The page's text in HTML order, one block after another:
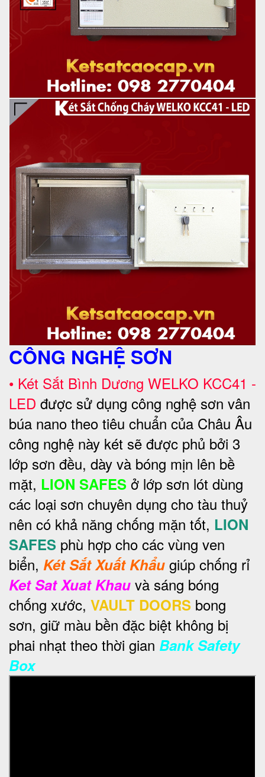
CÔNG NGHỆ SƠN
• Két Sắt Bình Dương WELKO KCC41 -
LED được sử dụng công nghệ sơn vân
búa nano theo tiêu chuẩn của Châu Âu
công nghệ này két sẽ được phủ bởi 3
lớp sơn đều, dày và bóng mịn lên bề
mặt, LION SAFES ở lớp sơn lót dùng
các loại sơn chuyên dụng cho tàu thuỷ
nên có khả năng chống mặn tốt, LION
SAFES phù hợp cho các vùng ven
biển, Két Sắt Xuất Khẩu giúp chống rỉ
Ket Sat Xuat Khau và sáng bóng
chống xước, VAULT DOORS bong
sơn, giữ màu bền đặc biệt không bị
phai nhạt theo thời gian Bank Safety
Box